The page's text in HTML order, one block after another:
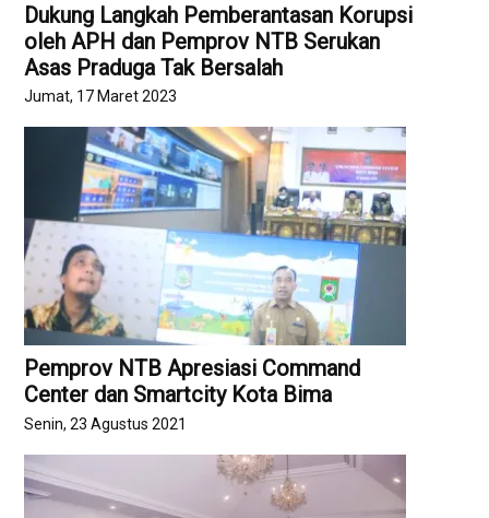
Dukung Langkah Pemberantasan Korupsi
oleh APH dan Pemprov NTB Serukan
Asas Praduga Tak Bersalah
Jumat, 17 Maret 2023
Pemprov NTB Apresiasi Command
Center dan Smartcity Kota Bima
Senin, 23 Agustus 2021